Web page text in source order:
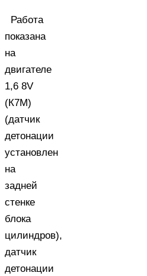
Работа
показана
на
двигателе
1,6 8V
(К7М)
(датчик
детонации
установлен
на
задней
стенке
блока
цилиндров),
датчик
детонации